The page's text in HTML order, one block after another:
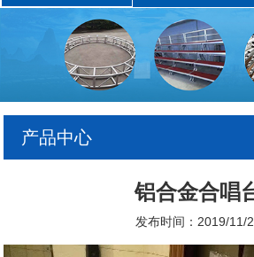
产品中心
铝合金合唱
发布时间：2019/11/